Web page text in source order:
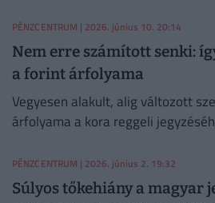
PÉNZCENTRUM | 2026. június 10. 20:14
Nem erre számított senki:
a forint árfolyama
Vegyesen alakult, alig változott
árfolyama a kora reggeli
devizakereskedelemben.
PÉNZCENTRUM | 2026. június 2. 19:32
Súlyos tőkehiány a magyar